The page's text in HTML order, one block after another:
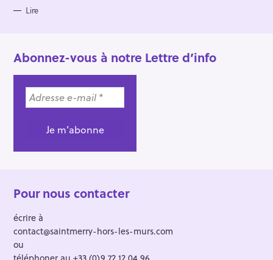
Lire
Abonnez-vous à notre Lettre d’info
Pour nous contacter
écrire à
contact@saintmerry-hors-les-murs.com
ou